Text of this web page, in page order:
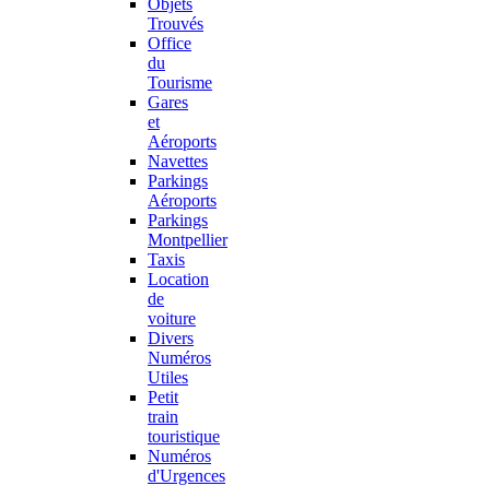
Objets
Trouvés
Office
du
Tourisme
Gares
et
Aéroports
Navettes
Parkings
Aéroports
Parkings
Montpellier
Taxis
Location
de
voiture
Divers
Numéros
Utiles
Petit
train
touristique
Numéros
d'Urgences